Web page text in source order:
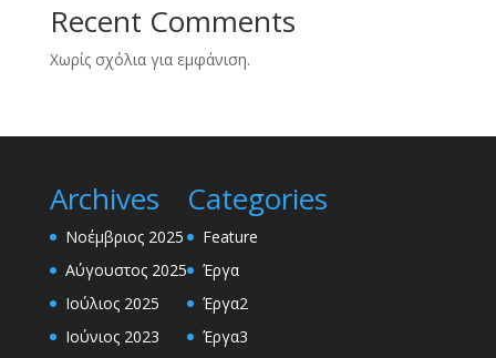
Recent Comments
Χωρίς σχόλια για εμφάνιση.
Archives
Νοέμβριος 2025
Αύγουστος 2025
Ιούλιος 2025
Ιούνιος 2023
Categories
Feature
Έργα
Έργα2
Έργα3